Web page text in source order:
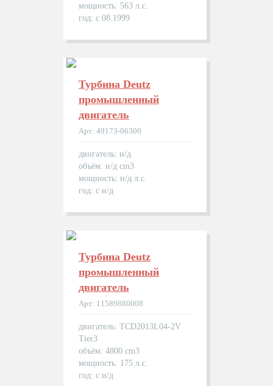
мощность: 563 л.с.
год: с 08.1999
Турбина Deutz
промышленный
двигатель
Арт: 49173-06300
двигатель: н/д
объём: н/д cm3
мощность: н/д л.с.
год: с н/д
Турбина Deutz
промышленный
двигатель
Арт: 11589880008
двигатель: TCD2013L04-2V
Tier3
объём: 4800 cm3
мощность: 175 л.с.
год: с н/д